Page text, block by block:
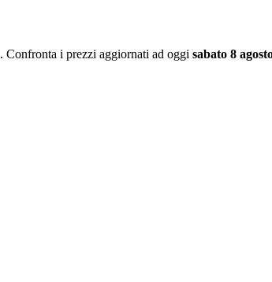
. Confronta i prezzi aggiornati ad oggi sabato 8